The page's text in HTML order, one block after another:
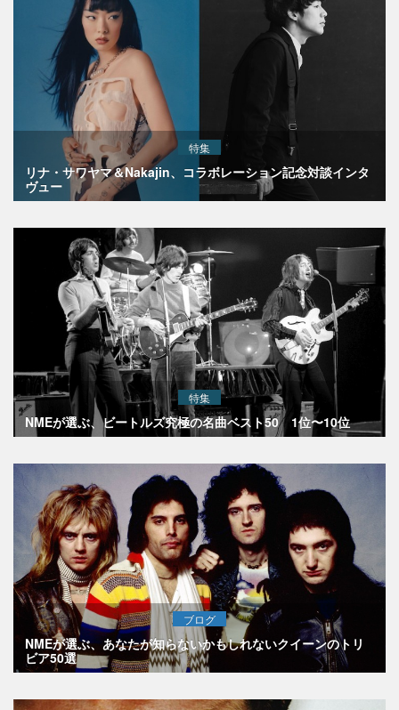
特集
リナ・サワヤマ＆Nakajin、コラボレーション記念対談インタ
ヴュー
特集
NMEが選ぶ、ビートルズ究極の名曲ベスト50 1位〜10位
ブログ
NMEが選ぶ、あなたが知らないかもしれないクイーンのトリ
ビア50選